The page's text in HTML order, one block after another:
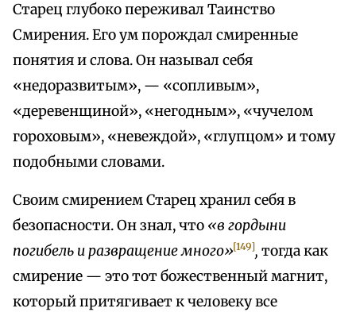
Старец глубоко переживал Таинство
Смирения. Его ум порождал смиренные
понятия и слова. Он называл себя
«недоразвитым», — «сопливым»,
«деревенщиной», «негодным», «чучелом
гороховым», «невеждой», «глупцом» и тому
подобными словами.
Своим смирением Старец хранил себя в
безопасности. Он знал, что «в гордыни
погибель и развращение много»[149], тогда как
смирение — это тот божественный магнит,
который притягивает к человеку все